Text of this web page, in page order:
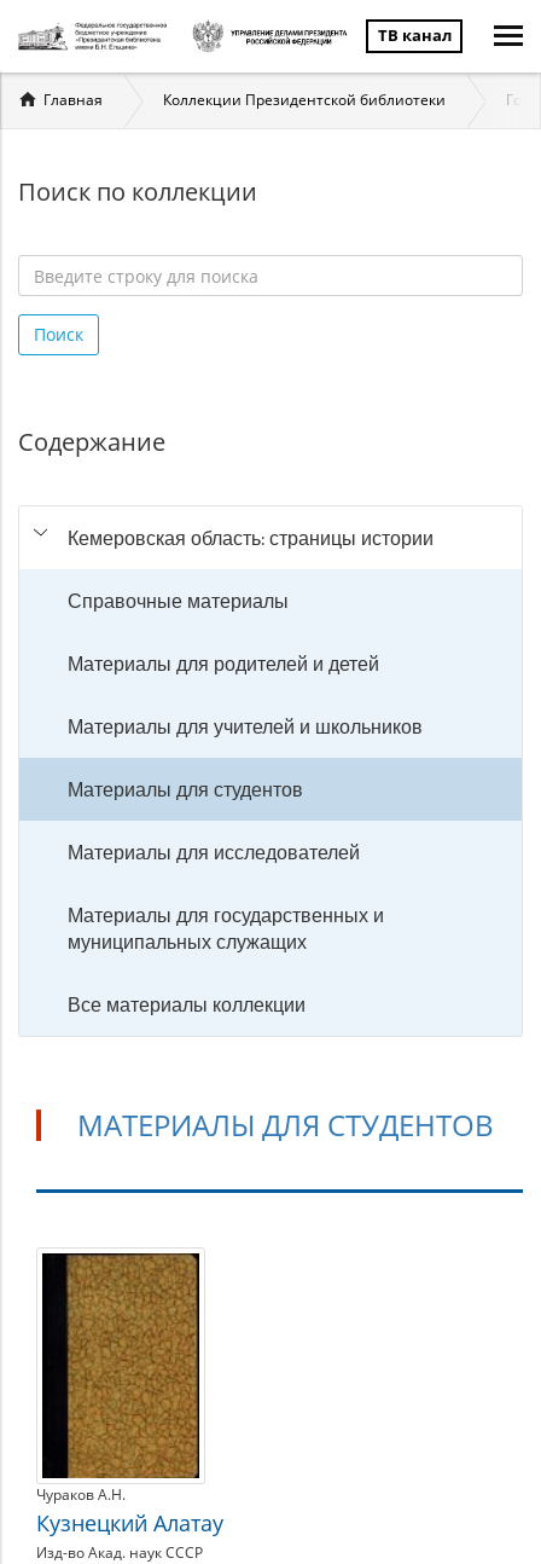
ТВ канал
Вы
здесь
Главная Коллекции Президентской библиотеки
Поиск по коллекции
строку
для
Поиск
Содержание
Кемеровская область: страницы истории
Справочные материалы
Материалы для родителей и детей
Материалы для учителей и школьников
Материалы для студентов
Материалы для исследователей
Материалы для государственных и
муниципальных служащих
Все материалы коллекции
МАТЕРИАЛЫ ДЛЯ СТУДЕНТОВ
Материалы
для
студентов
Чураков А.Н.
Кузнецкий Алатау
Изд-во Акад. наук СССР